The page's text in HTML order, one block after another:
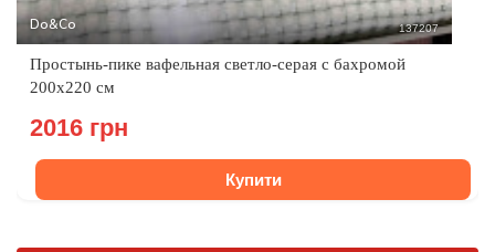
Do&Co 137207
Простынь-пике вафельная светло-серая с бахромой
200х220 см
2016 грн
Купити